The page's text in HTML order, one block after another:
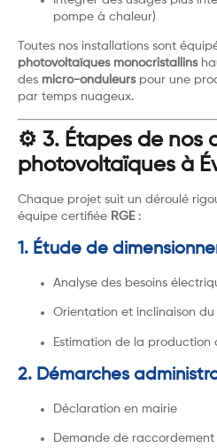
pompe à chaleur)
Toutes nos installations sont
photovoltaïques monocristallins
des micro-onduleurspour une
par temps nuageux.
⚙️ 3. Étapes de nos
photovoltaïques à
Chaque projet suit un déroulé
équipe certifiée RGE:
1. Étude de
Analyse des besoins
Orientation et inclinaison
Estimation de la production
2. Démarches
Déclaration en mairie
Demande de raccordement